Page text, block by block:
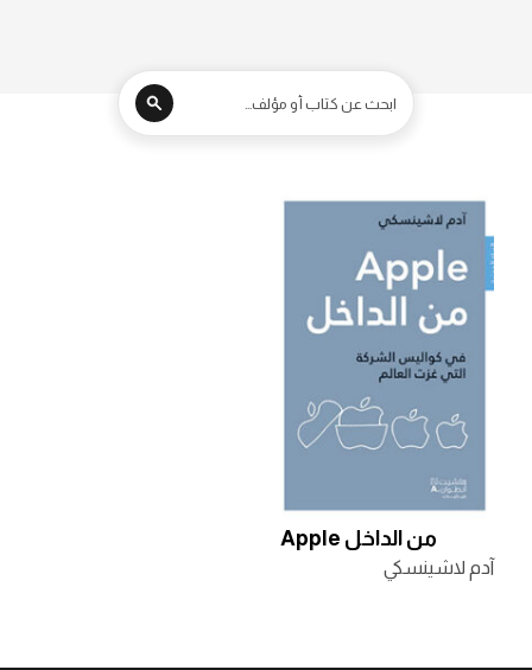
Apple من الداخل
آدم لاشينسكي